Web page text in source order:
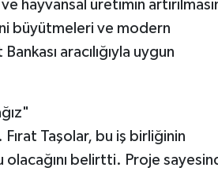
üretimin
büyütmeleri ve modern
aracılığıyla uygun
Taşolar, bu iş birliğinin
olacağını belirtti. Proje